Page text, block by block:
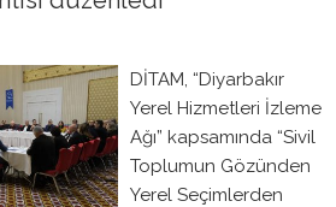
DİTAM, “Diyarbakır
Yerel Hizmetleri İzleme
Ağı” kapsamında “Sivil
Toplumun Gözünden
Yerel Seçimlerden